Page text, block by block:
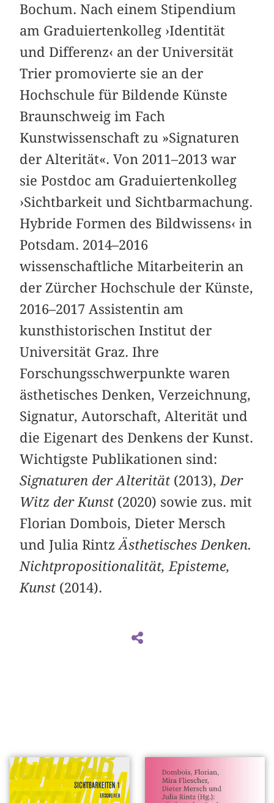
Bochum. Nach einem Stipendium
am Graduiertenkolleg ›Identität
und Differenz‹ an der Universität
Trier promovierte sie an der
Hochschule für Bildende Künste
Braunschweig im Fach
Kunstwissenschaft zu »Signaturen
der Alterität«. Von 2011–2013 war
sie Postdoc am Graduiertenkolleg
›Sichtbarkeit und Sichtbarmachung.
Hybride Formen des Bildwissens‹ in
Potsdam. 2014–2016
wissenschaftliche Mitarbeiterin an
der Zürcher Hochschule der Künste,
2016–2017 Assistentin am
kunsthistorischen Institut der
Universität Graz. Ihre
Forschungsschwerpunkte waren
ästhetisches Denken, Verzeichnung,
Signatur, Autorschaft, Alterität und
die Eigenart des Denkens der Kunst.
Wichtigste Publikationen sind:
Signaturen der Alterität (2013),Der
Witz der Kunst (2020) sowie zus. mit
Florian Dombois, Dieter Mersch
und Julia RintzÄsthetisches Denken.
Nichtpropositionalität, Episteme,
Kunst (2014).